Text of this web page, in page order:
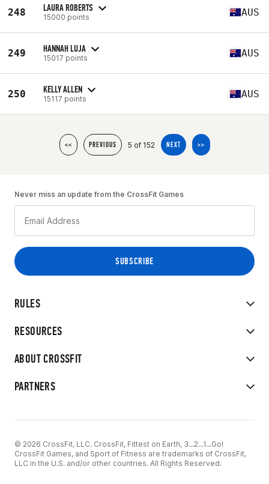
248 LAURA ROBERTS
15000 points AUS
249 HANNAH LUJA
15017 points AUS
250 KELLY ALLEN
15117 points AUS
<< PREVIOUS 5 of 152 NEXT >>
RULES
RESOURCES
ABOUT CROSSFIT
PARTNERS
Never miss an update from the CrossFit Games
© 2026 CrossFit, LLC. CrossFit, Fittest on Earth, 3...2...1...Go!
CrossFit Games, and Sport of Fitness are trademarks of CrossFit,
LLC in the U.S. and/or other countries. All Rights Reserved.